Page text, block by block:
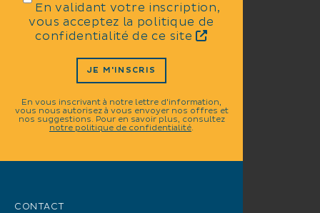
En validant votre inscription,
vous acceptez la politique de
confidentialité de ce site
JE M'INSCRIS
En vous inscrivant à notre lettre d'information,
vous nous autorisez à vous envoyer nos offres et
nos suggestions. Pour en savoir plus, consultez
notre politique de confidentialité.
CONTACT